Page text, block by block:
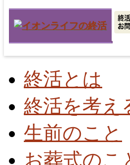
終活とは
終活を考え
生前のこと
お葬式のこ